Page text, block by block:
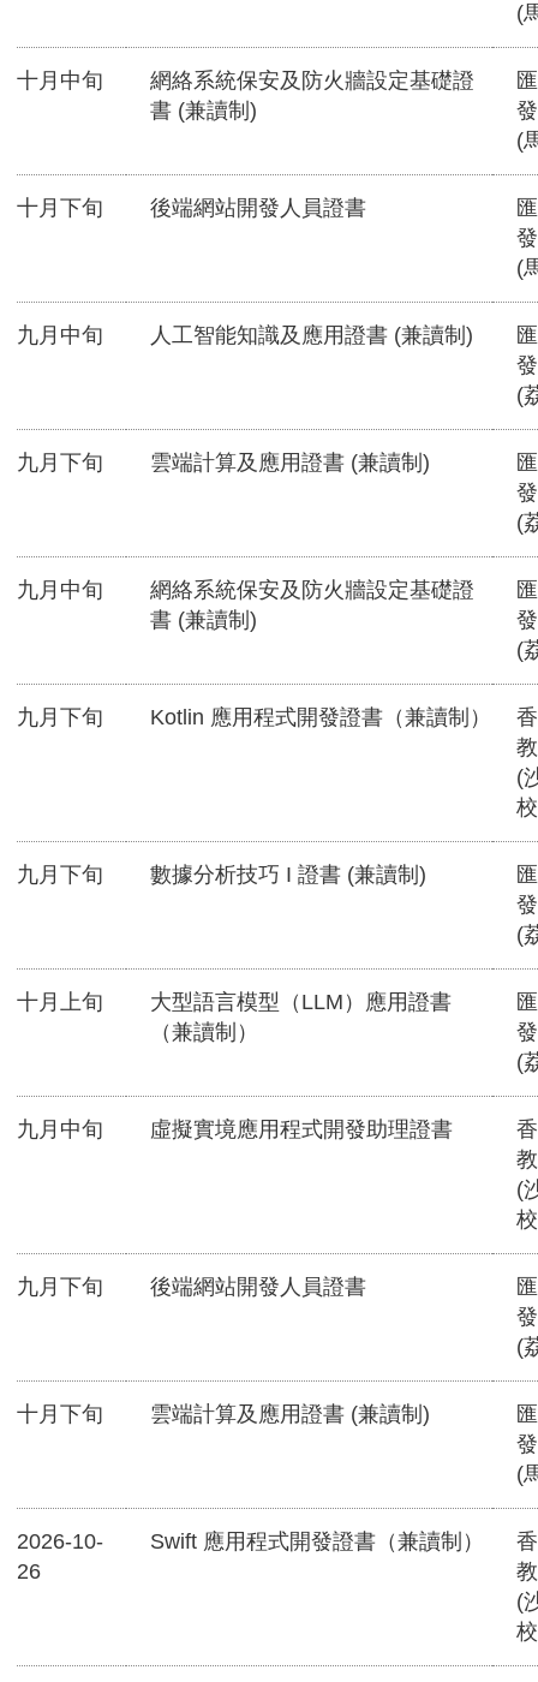
(
十月中旬
網絡系統保安及防火牆設定基礎證
書 (兼讀制)
(
十月下旬 後端網站開發人員證書
(
九月中旬 人工智能知識及應用證書 (兼讀制)
(
九月下旬 雲端計算及應用證書 (兼讀制)
(
九月中旬
網絡系統保安及防火牆設定基礎證
書 (兼讀制)
(
九月下旬 Kotlin 應用程式開發證書（兼讀制）
(
九月下旬 數據分析技巧 I 證書 (兼讀制)
(
十月上旬
大型語言模型（LLM）應用證書
（兼讀制）
(
九月中旬 虛擬實境應用程式開發助理證書
(
九月下旬 後端網站開發人員證書
(
十月下旬 雲端計算及應用證書 (兼讀制)
(
2026-10-
26
Swift 應用程式開發證書（兼讀制）
(